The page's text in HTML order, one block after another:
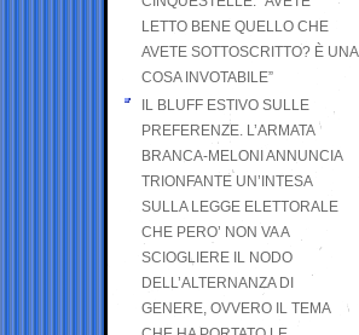
LETTO BENE QUELLO CHE
AVETE SOTTOSCRITTO? È UNA
COSA INVOTABILE”
IL BLUFF ESTIVO SULLE
PREFERENZE. L’ARMATA
BRANCA-MELONI ANNUNCIA
TRIONFANTE UN’INTESA
SULLA LEGGE ELETTORALE
CHE PERO’ NON VA A
SCIOGLIERE IL NODO
DELL’ALTERNANZA DI
GENERE, OVVERO IL TEMA